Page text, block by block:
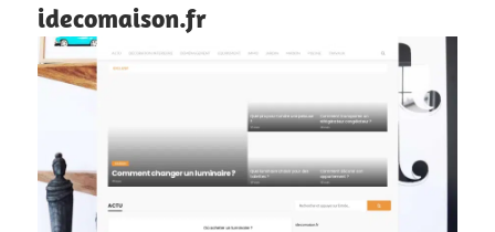
idecomaison.fr